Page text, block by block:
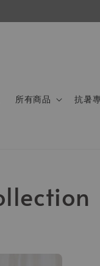
所有商品 抗暑